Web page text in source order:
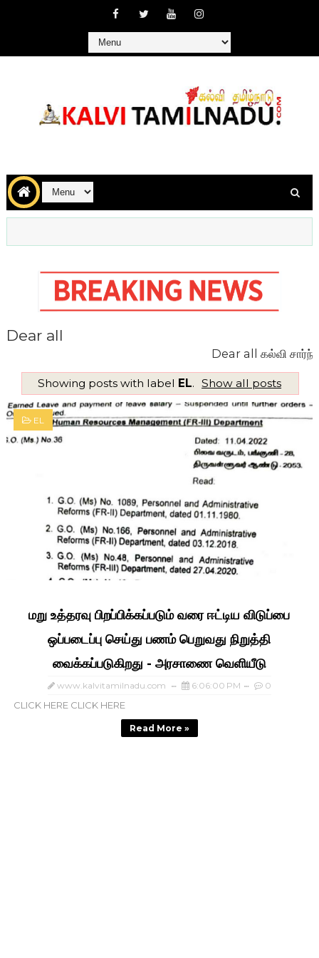
Dear all
Dear all கல்வி சார்ந்த
Showing posts with label EL. Show all posts
EL
மறு உத்தரவு பிறப்பிக்கப்படும் வரை ஈட்டிய விடுப்பை
ஒப்படைப்பு செய்து பணம் பெறுவது நிறுத்தி
வைக்கப்படுகிறது - அரசாணை வெளியீடு
www.kalvitamilnadu.com 6:06:00 PM 0
CLICK HERE CLICK HERE
Read More »